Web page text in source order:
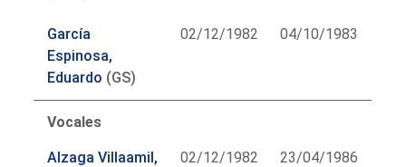
García
Espinosa,
Eduardo (GS)
02/12/1982 04/10/1983
Vocales
Alzaga Villaamil,
02/12/1982 23/04/1986